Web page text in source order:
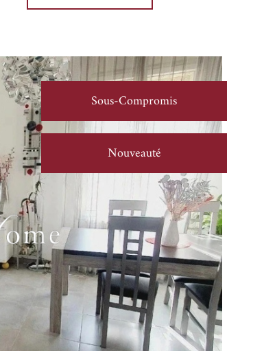
Sous-Compromis
Nouveauté